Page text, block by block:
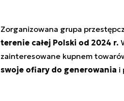
Zorganizowana grupa
terenie całej Polski od 2024 r.
zainteresowane kupnem
swoje ofiary do generowania i